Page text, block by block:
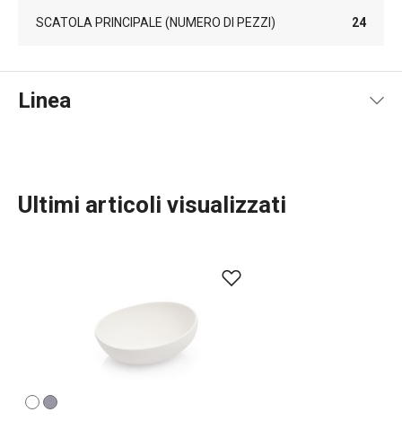
SCATOLA PRINCIPALE (NUMERO DI PEZZI) 24
Linea
Servire in tavola
Ultimi articoli visualizzati